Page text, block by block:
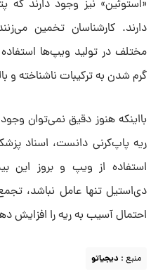
«استوئین» نیز وجود دارند
مختلف در تولید ویپ‌ها
گرم‌ شدن به ترکیبات ناشناخته و
بااینکه هنوز دقیق نمی‌توان
ریه پاپ‌کرنی دانست، اسناد
استفاده از ویپ و بروز این
دی‌استیل تنها عامل نباشد،
احتمال آسیب به ریه را افزایش
منبع : دیجیاتو